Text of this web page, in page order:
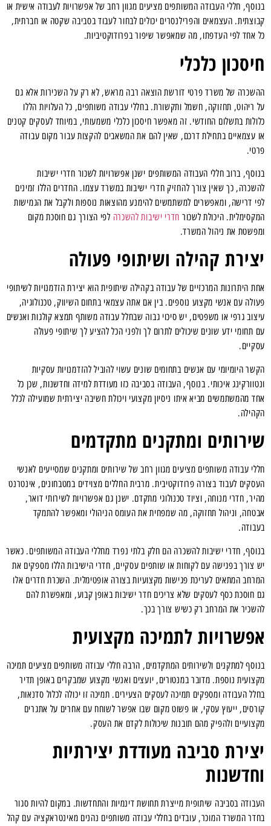
בנוסף, חללי העבודה המשותפים מציעים מגוון רחב של אפשרויות לעבודה אישית או
קבוצתית. העצמאים והפרילנסרים יכולים לבחור לעבוד בסביבה שקטה או חברתית,
כל אחד לפי העדפתו, מה שמאפשר שיפור בפרודוקטיביות.
חיסכון כלכלי
ההשכרה של משרד פרטי דורשת הוצאה רבה מראש, לא רק על השכירות אלא גם
על ריהוט, תחזוקה, חשמל ותקשורת. בחללי עבודה משותפים, כל העלויות הללו
כלולות בתשלום החודשי. זה מאפשר חיסכון כלכלי משמעותי, במיוחד לעסקים קטנים
או עצמאיים בתחילת דרכם, שאין להם את המשאבים להקצות עבור מקום עבודה
פרטי.
בנוסף, ברוב חללי העבודה המשותפים ישנן אפשרויות לשכור חדרי ישיבות
להשכרה, כך שאין צורך להחזיק חדרי ישיבות במשרד עצמו. החדרים הללו זמינים
לפי דרישה, ומאפשרים למשתמשים להימנע מהוצאות נוספות ולקבל את הגמישות
המקסימלית. היכולת לשכור חדרי ישיבות להשכרה לפי הצורך גם חוסכת מקום
ומפשטת את ניהול המשרד.
יצירת קהילה ושיתופי פעולה
אחת היתרונות המרכזיים של עבודה בקהילה שיתופית הוא יצירת הזדמנויות לשיתופי
פעולה עם אנשי מקצוע נוספים. בין אם אתה עצמאי בתחום השיווק, טכנולוגיה,
עיצוב גרפי או משפטים, יש סיכוי גבוה שבחלל עבודה משותף תמצא קולגות ואנשים
עם תחומי ידע שונים שיכולים לתרום לך ולפני הכל להציע לך שיתופי פעולה
עסקיים.
הקשר היומיומי עם אנשים בתחומים שונים עשוי להוביל להזדמנויות עסקיות
ונטוורקינג איכותי. בנוסף, העבודה בסביבה כזו מעודדת למידה וחדשנות, שכן כל
אחד מהמשתמשים מביא איתו ניסיון מקצועי ויכולת חשיבה יצירתית שמועילה לכלל
הקהילה.
שירותים ומתקנים מתקדמים
חללי עבודה משותפים מציעים מגוון רחב של שירותים ומתקנים שמסייעים לאנשי
העסקים לעבוד בצורה פרודוקטיבית. מרבית החללים מצוידים במטבחונים, אינטרנט
מהיר, חדרי מנוחה, וציוד טכנולוגי מתקדם. ישנן גם אפשרויות לשירותי דואר,
אבטחה, וניהול תחזוקה, מה שמפחית את העומס הניהולי ומאפשר להתמקד
בעבודה.
בנוסף, חדרי ישיבות להשכרה הם חלק בלתי נפרד מחללי העבודה המשותפים. כאשר
יש צורך בפגישה עם לקוחות או שותפים עסקיים, חדרי הישיבות הללו מספקים את
המרחב המתאים לעריכת פגישות מקצועיות בצורה אופטימלית. השכרת חדרים אלו
גם חוסכת כסף לעסקים שלא צריכים חדר ישיבות באופן קבוע, ומאפשרת להם
להשכיר את המרחב רק כשיש צורך בכך.
אפשרויות לתמיכה מקצועית
בנוסף למתקנים ולשירותים המתקדמים, הרבה חללי עבודה משותפים מציעים תמיכה
מקצועית נוספת. מדובר במנטורים, יועצים ואנשי מקצוע שמבקרים באופן תדיר
בחלל העבודה ומספקים תמיכה לעסקים הצעירים. תמיכה זו יכולה לכלול סדנאות,
קורסים, ייעוץ עסקי, או פשוט מקום שבו אפשר לשוחח עם אחרים על אתגרים
מקצועיים ולהפיק מהם תובנות שיכולות לקדם את העסק.
יצירת סביבה מעודדת יצירתיות
וחדשנות
העבודה בסביבה שיתופית מייצרת תחושת דינמיות והתחדשות. במקום להיות סגור
בחדר המשרד המוכר, עובדים בחללי עבודה משותפים נהנים מאינטראקציה עם קהל